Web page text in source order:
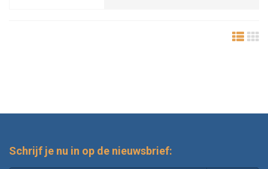
Schrijf je nu in op de nieuwsbrief: